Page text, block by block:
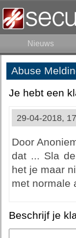
Nieuws
Abuse
Je hebt een
29-04-2018,
Door
dat ... Sla
het je maar
met normale
Beschrijf je